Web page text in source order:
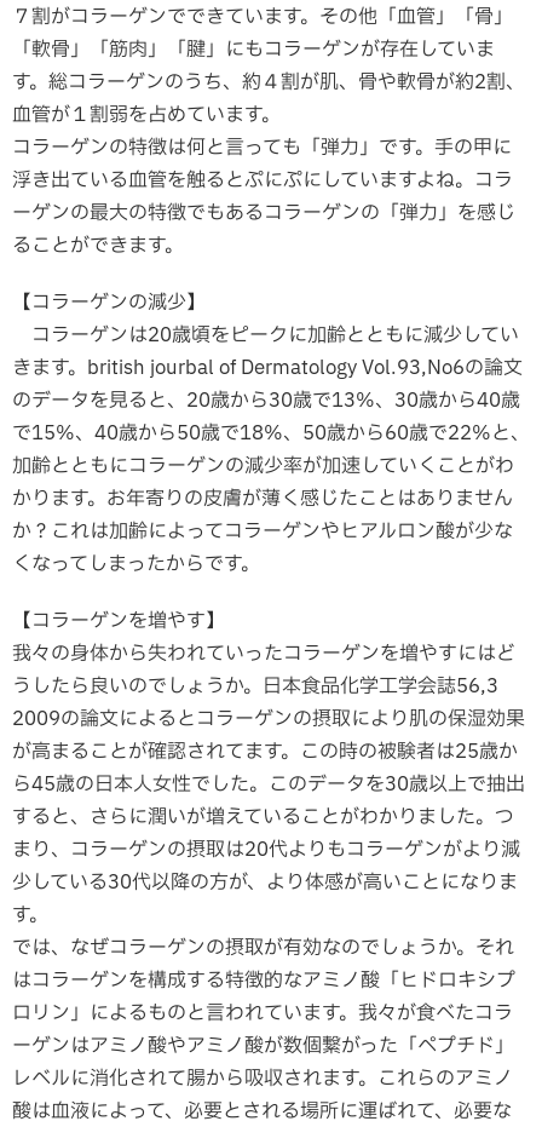
７割がコラーゲンでできています。その他「血管」「骨」
「軟骨」「筋肉」「腱」にもコラーゲンが存在していま
す。総コラーゲンのうち、約４割が肌、骨や軟骨が約2割、
血管が１割弱を占めています。
コラーゲンの特徴は何と言っても「弾力」です。手の甲に
浮き出ている血管を触るとぷにぷにしていますよね。コラ
ーゲンの最大の特徴でもあるコラーゲンの「弾力」を感じ
ることができます。
【コラーゲンの減少】
コラーゲンは20歳頃をピークに加齢とともに減少してい
きます。british jourbal of Dermatology Vol.93,No6の論文
のデータを見ると、20歳から30歳で13%、30歳から40歳
で15%、40歳から50歳で18%、50歳から60歳で22%と、
加齢とともにコラーゲンの減少率が加速していくことがわ
かります。お年寄りの皮膚が薄く感じたことはありません
か？これは加齢によってコラーゲンやヒアルロン酸が少な
くなってしまったからです。
【コラーゲンを増やす】
我々の身体から失われていったコラーゲンを増やすにはど
うしたら良いのでしょうか。日本食品化学工学会誌56,3
2009の論文によるとコラーゲンの摂取により肌の保湿効果
が高まることが確認されてます。この時の被験者は25歳か
ら45歳の日本人女性でした。このデータを30歳以上で抽出
すると、さらに潤いが増えていることがわかりました。つ
まり、コラーゲンの摂取は20代よりもコラーゲンがより減
少している30代以降の方が、より体感が高いことになりま
す。
では、なぜコラーゲンの摂取が有効なのでしょうか。それ
はコラーゲンを構成する特徴的なアミノ酸「ヒドロキシプ
ロリン」によるものと言われています。我々が食べたコラ
ーゲンはアミノ酸やアミノ酸が数個繋がった「ペプチド」
レベルに消化されて腸から吸収されます。これらのアミノ
酸は血液によって、必要とされる場所に運ばれて、必要な